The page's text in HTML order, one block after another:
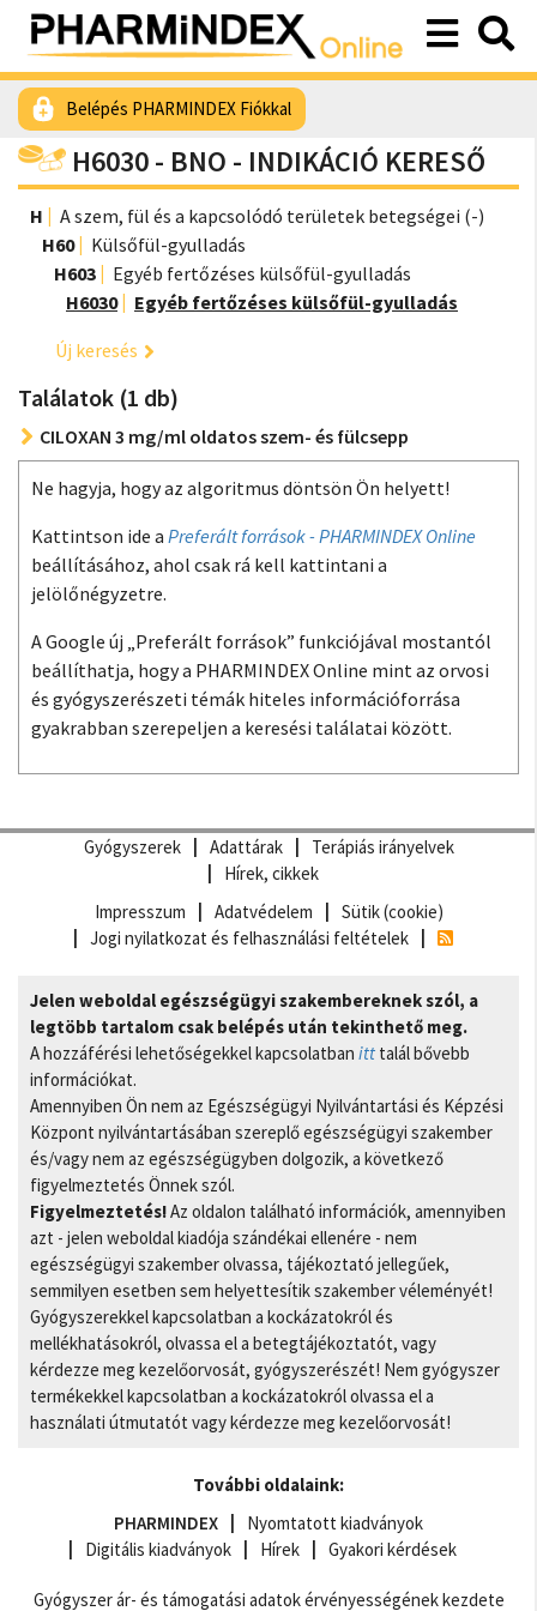
Belépés PHARMINDEX Fiókkal
H6030 - BNO - INDIKÁCIÓ KERESŐ
H
A szem, fül és a kapcsolódó területek betegségei (-)
H60
Külsőfül-gyulladás
H603
Egyéb fertőzéses külsőfül-gyulladás
H6030
Egyéb fertőzéses külsőfül-gyulladás
Új keresés
Találatok (1 db)
CILOXAN 3 mg/ml oldatos szem- és fülcsepp
Ne hagyja, hogy az algoritmus döntsön Ön helyett!
Kattintson ide a Preferált források - PHARMINDEX Online
beállításához, ahol csak rá kell kattintani a
jelölőnégyzetre.
A Google új „Preferált források” funkciójával mostantól
beállíthatja, hogy a PHARMINDEX Online mint az orvosi
és gyógyszerészeti témák hiteles információforrása
gyakrabban szerepeljen a keresési találatai között.
Gyógyszerek Adattárak
Terápiás irányelvek
Hírek, cikkek
Impresszum
Adatvédelem
Sütik (cookie)
Jogi nyilatkozat és felhasználási feltételek
Jelen weboldal egészségügyi szakembereknek szól, a
legtöbb tartalom csak belépés után tekinthető meg.
A hozzáférési lehetőségekkel kapcsolatban itt talál bővebb
információkat.
Amennyiben Ön nem az Egészségügyi Nyilvántartási és Képzési
Központ nyilvántartásában szereplő egészségügyi szakember
és/vagy nem az egészségügyben dolgozik, a következő
figyelmeztetés Önnek szól.
Figyelmeztetés!Az oldalon található információk, amennyiben
azt - jelen weboldal kiadója szándékai ellenére - nem
egészségügyi szakember olvassa, tájékoztató jellegűek,
semmilyen esetben sem helyettesítik szakember véleményét!
Gyógyszerekkel kapcsolatban a kockázatokról és
mellékhatásokról, olvassa el a betegtájékoztatót, vagy
kérdezze meg kezelőorvosát, gyógyszerészét! Nem gyógyszer
termékekkel kapcsolatban a kockázatokról olvassa el a
használati útmutatót vagy kérdezze meg kezelőorvosát!
További oldalaink:
PHARMINDEX
Nyomtatott kiadványok
Digitális kiadványok
Hírek Gyakori kérdések
Gyógyszer ár- és támogatási adatok érvényességének kezdete